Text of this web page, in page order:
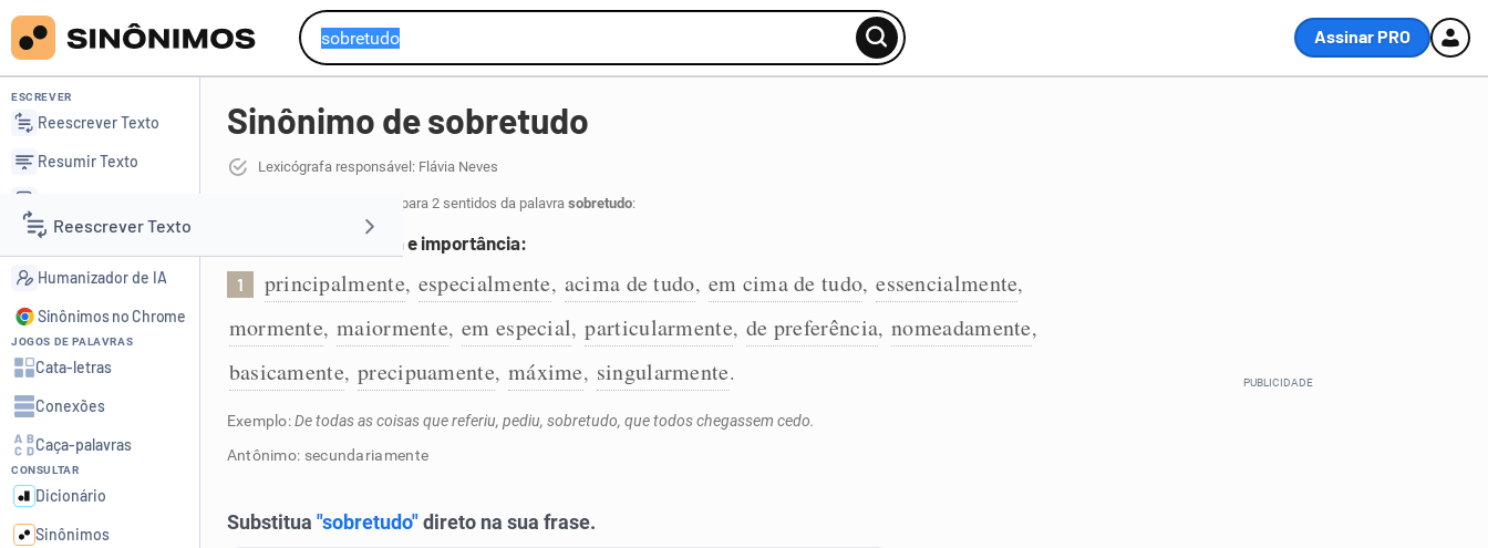
Assinar PRO
Reescrever Texto
Resumir Texto
Corrigir Texto
Detector de IA
Humanizador de IA
ESCREVER
Reescrever Texto
Resumir Texto
Detector de IA
Humanizador de IA
Sinônimos no Chrome
JOGOS DE PALAVRAS
Cata-letras
Conexões
Caça-palavras
CONSULTAR
Dicionário
Sinônimos
Sinônimo de sobretudo
Lexicógrafa responsável: Flávia Neves
para 2 sentidos da palavra sobretudo:
Com maior relevância e importância:
1 principalmente, especialmente, acima de tudo, em cima de tudo, essencialmente,
mormente, maiormente, em especial, particularmente, de preferência, nomeadamente,
basicamente, precipuamente, máxime, singularmente.
Exemplo:De todas as coisas que referiu, pediu, sobretudo, que todos chegassem cedo.
Antônimo: secundariamente